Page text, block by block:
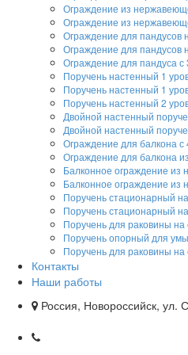
Ограждение из
Ограждение из
Ограждение для пандусов
Ограждение для пандусов
Ограждение для пандуса с
Поручень настенный 1
Поручень настенный 1
Поручень настенный 2
Двойной настенный
Двойной настенный
Ограждение для балкона с
Ограждение для балкона
Балконное ограждение из
Балконное ограждение из
Поручень стационарный
Поручень стационарный
Поручень для раковины на
Поручень опорный для
Поручень для раковины на
Контакты
Наши работы
Россия, Новороссийск, ул.